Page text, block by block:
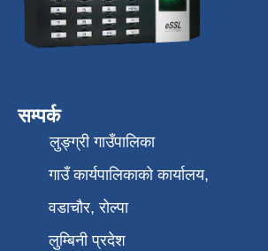
सम्पर्क
लुङ्ग्री गाउँपालिका
गाउँ कार्यपालिकाको कार्यालय,
वडाचौर, रोल्पा
लुम्बिनी प्रदेश